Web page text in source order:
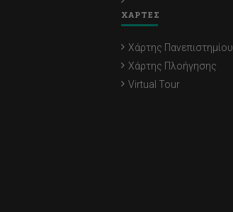
ΧΑΡΤΕΣ
Χάρτης Πανεπιστημίου
Χάρτης Πλοήγησης
Virtual Tour